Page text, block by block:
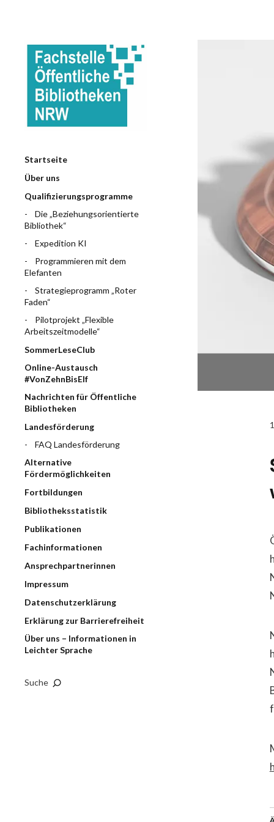
Startseite
Über uns
Qualifizierungsprogramme
Die „Beziehungsorientierte
Bibliothek“
Expedition KI
Programmieren mit dem
Elefanten
Strategieprogramm „Roter
Faden“
Pilotprojekt „Flexible
Arbeitszeitmodelle“
SommerLeseClub
Online-Austausch
#VonZehnBisElf
Nachrichten für Öffentliche
Bibliotheken
Landesförderung
FAQ Landesförderung
Alternative
Fördermöglichkeiten
Fortbildungen
Bibliotheksstatistik
Publikationen
Fachinformationen
Ansprechpartnerinnen
Impressum
Datenschutzerklärung
Erklärung zur Barrierefreiheit
Über uns – Informationen in
Leichter Sprache
Suche